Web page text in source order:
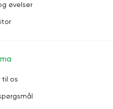
øvelser
til os